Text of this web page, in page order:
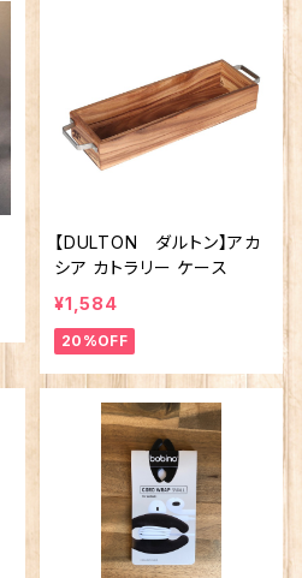
【DULTON ダルトン】アカ
シア カトラリー ケース
¥1,584
20%OFF